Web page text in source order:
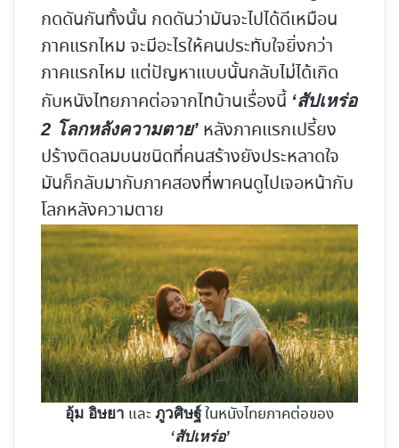
กดดันกันทั้งนั้น กดดันว่ามันจะไปได้ดีเหมือน
ภาคแรกไหม จะมีอะไรให้คนประทับใจยิ่งกว่า
ภาคแรกไหม แต่ปัญหาแบบนั้นกลับไม่ได้เกิด
กับหนังไทยภาคต่อจากไทบ้านเรื่องนี้ ‘สัปเหร่อ
2 โลกหลังความตาย’ หลังภาคแรกเปรี้ยง
ปร้างติดลมบนชนิดที่คนสร้างยังประหลาดใจ
มันก็กลับมากับภาคสองที่พาคนดูไปเจอหน้ากับ
โลกหลังความตาย
อุ้ม อิษยา และ ภูวศิษฐ์ในหนังไทยภาคต่อของ
‘สัปเหร่อ’